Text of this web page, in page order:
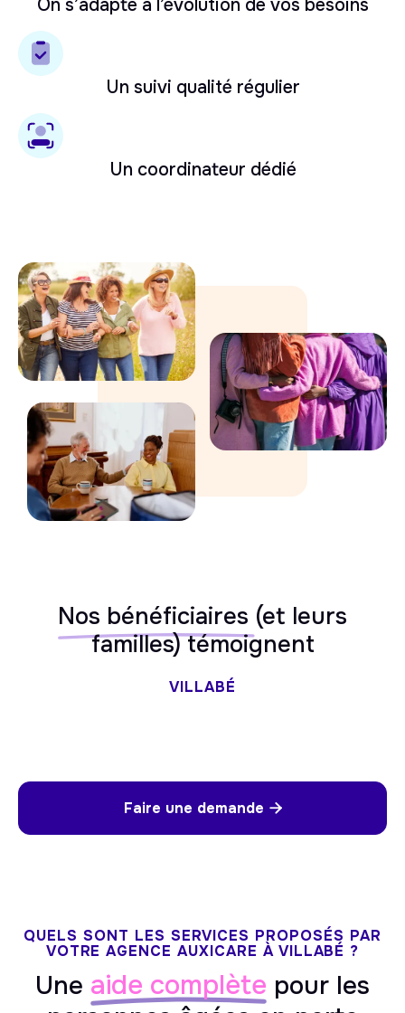
On s’adapte à l’évolution de vos besoins
Un suivi qualité régulier
Un coordinateur dédié
Nos bénéficiaires (et leurs
familles) témoignent
VILLABÉ
Faire une demande 
QUELS SONT LES SERVICES PROPOSÉS PAR
VOTRE AGENCE AUXICARE À VILLABÉ ?
Une aide complète pour les